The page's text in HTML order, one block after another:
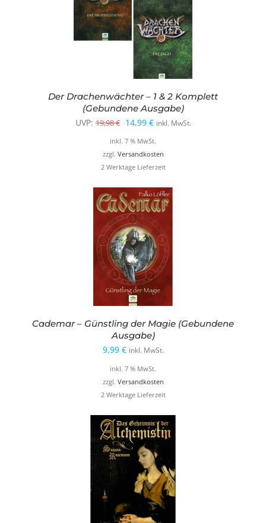
Der Drachenwächter – 1 & 2 Komplett
(Gebundene Ausgabe)
UVP: 19,98€ Ursprünglicher
Preis
war:
19,98 €
14,99 €Aktueller
Preis
ist:
14,99 €.
inkl. MwSt.
inkl. 7 % MwSt.
zzgl. Versandkosten
2 Werktage Lieferzeit
Cademar – Günstling der Magie (Gebundene
Ausgabe)
9,99 € inkl. MwSt.
inkl. 7 % MwSt.
zzgl. Versandkosten
2 Werktage Lieferzeit